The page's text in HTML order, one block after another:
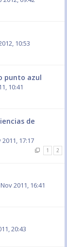
10:53
punto azul
10:41
de
2011, 17:17
1 2
2011, 16:41
20:43